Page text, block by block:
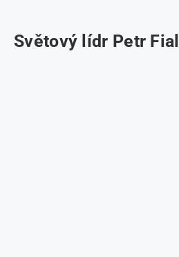
Světový lídr Petr